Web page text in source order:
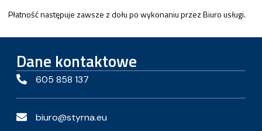
Płatność następuje zawsze z dołu po wykonaniu przez Biuro usługi.
Dane kontaktowe
605 858 137
biuro@styrna.eu